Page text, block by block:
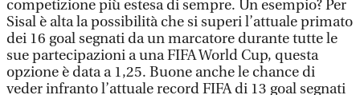
competizione più estesa di sempre. Un esempio? Per
Sisal è alta la possibilità che si superi l’attuale primato
dei 16 goal segnati da un marcatore durante tutte le
sue partecipazioni a una FIFA World Cup, questa
opzione è data a 1,25. Buone anche le chance di
veder infranto l’attuale record FIFA di 13 goal segnati